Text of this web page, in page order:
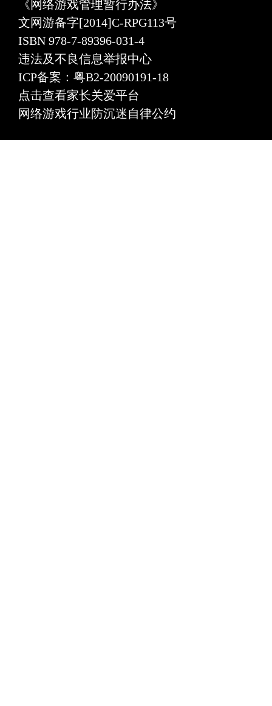
《网络游戏管理暂行办法》
文网游备字[2014]C-RPG113号
ISBN 978-7-89396-031-4
违法及不良信息举报中心
ICP备案：粤B2-20090191-18
点击查看家长关爱平台
网络游戏行业防沉迷自律公约